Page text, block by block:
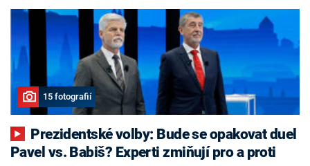
15 fotografií
Pavel vs. Babiš? Experti zmiňují pro a proti